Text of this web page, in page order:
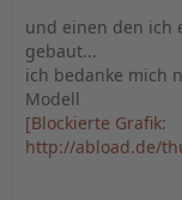
und einen den ich
gebaut...
ich bedanke mich
Modell
[Blockierte Grafik:
http://abload.de/